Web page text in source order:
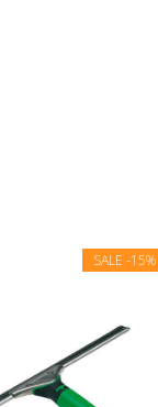
SALE -15%